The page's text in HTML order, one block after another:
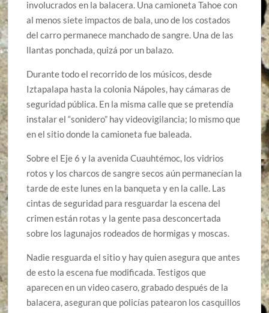
involucrados en la balacera. Una camioneta Tahoe con
al menos siete impactos de bala, uno de los costados
del carro permanece manchado de sangre. Una de las
llantas ponchada, quizá por un balazo.
Durante todo el recorrido de los músicos, desde
Iztapalapa hasta la colonia Nápoles, hay cámaras de
seguridad pública. En la misma calle que se pretendía
instalar el “sonidero” hay videovigilancia; lo mismo que
en el sitio donde la camioneta fue baleada.
Sobre el Eje 6 y la avenida Cuauhtémoc, los vidrios
rotos y los charcos de sangre secos aún permanecían la
tarde de este lunes en la banqueta y en la calle. Las
cintas de seguridad para resguardar la escena del
crimen están rotas y la gente pasa desconcertada
sobre los lagunajos rodeados de hormigas y moscas.
Nadie resguarda el sitio y hay quien asegura que antes
de esto la escena fue modificada. Testigos que
aparecen en un video casero, grabado después de la
balacera, aseguran que policías patearon los casquillos